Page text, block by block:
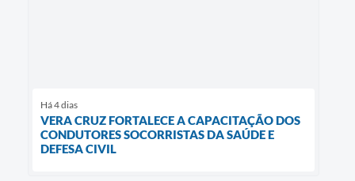
Há 4 dias
VERA CRUZ FORTALECE A CAPACITAÇÃO DOS
CONDUTORES SOCORRISTAS DA SAÚDE E
DEFESA CIVIL